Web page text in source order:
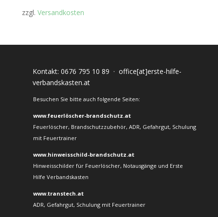
zzgl. Versandkosten
Kontakt: 0676 795 10 89 · office[at]erste-hilfe-
verbandskasten.at
Besuchen Sie bitte auch folgende Seiten:
www.feuerlöscher-brandschutz.at
Feuerlöscher, Brandschutzzubehör, ADR, Gefahrgut, Schulung
mit Feuertrainer
www.hinweisschild-brandschutz.at
Hinweisschilder für Feuerlöscher, Notausgänge und Erste
Hilfe Verbandskasten
www.transtech.at
ADR, Gefahrgut, Schulung mit Feuertrainer